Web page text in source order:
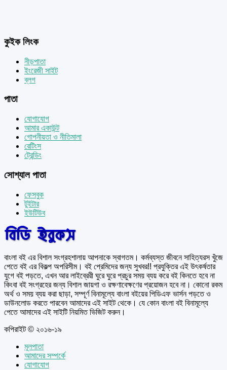
কুইক লিংক
নীড়পাতা
ইংরেজী সাইট
ব্লগ
পাতা
যোগাযোগ
আমার একাউন্ট
গোপনীয়তা ও নীতিমালা
রেটিংস
ট্রেন্ডিং
সোশ্যাল পাতা
ফেসবুক
টুইটার
ইউটিউব
বাংলা বই এর বিশাল সংগ্রহশালায় আপনাকে স্বাগতম। কর্মব্যস্ত জীবনে সাহিত্যরস খুঁজে
পেতে বই এর বিকল্প অপরিসীম। বই প্রেমিদের জন্য সুখবর!! প্রযুক্তির এই উৎকর্ষতার
যুগে বই পড়তে, এখন আর লাইব্রেরী ঘুরে ঘুরে প্রচুর সময় ব্যয় করে বই কিনতে হবে না
কিংবা বই সংগ্রহের জন্য বিশাল জায়গা ও রক্ষণাবেক্ষণের প্রয়োজন হবে না। কোনো রকম
অর্থ ও সময় ব্যয় করা ছাড়া, সম্পূর্ণ বিনামূল্যে বাংলা বইয়ের পিডিএফ ভার্সন পড়তে ও
ডাউনলোড করতে পারবেন আমাদের এই সাইট থেকে। যে কোন বাংলা বই বিনামূল্যে
পেতে আমাদের এই সাইটি নিয়মিত ভিজিট করুন।
কপিরাইট © ২০১৬-১৯
মূলপাতা
আমাদের সম্পর্কে
যোগাযোগ